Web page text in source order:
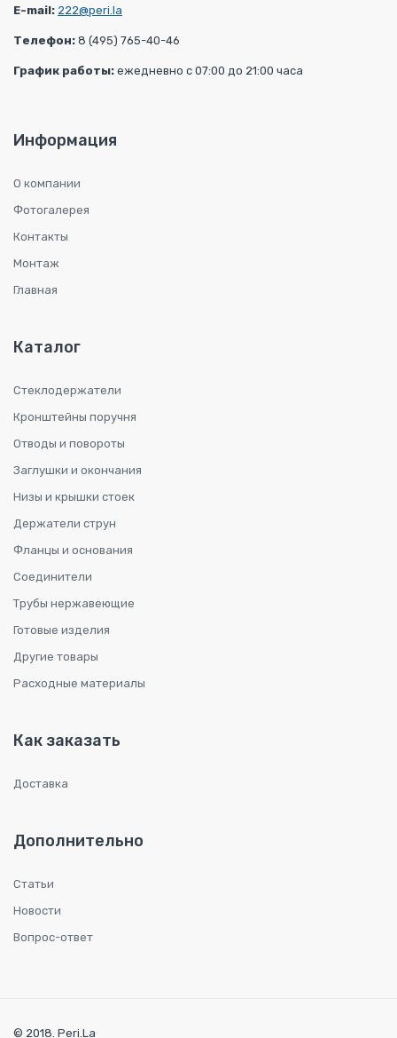
E-mail: 222@peri.la
Телефон: 8 (495) 765-40-46
График работы: ежедневно с 07:00 до 21:00 часа
Информация
О компании
Фотогалерея
Контакты
Монтаж
Главная
Каталог
Стеклодержатели
Кронштейны поручня
Отводы и повороты
Заглушки и окончания
Низы и крышки стоек
Держатели струн
Фланцы и основания
Соединители
Трубы нержавеющие
Готовые изделия
Другие товары
Расходные материалы
Как заказать
Доставка
Дополнительно
Статьи
Новости
Вопрос-ответ
© 2018. Peri.La